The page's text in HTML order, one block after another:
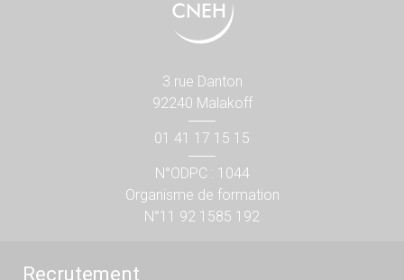
3 rue Danton
92240 Malakoff
01 41 17 15 15
N°ODPC : 1044
Organisme de formation
N°11 92 1585 192
Recrutement